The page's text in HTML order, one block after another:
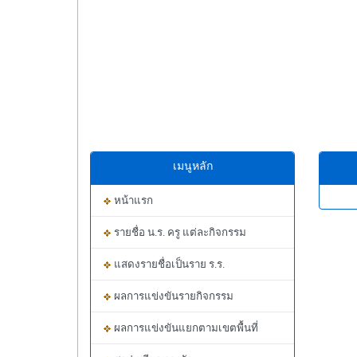
เมนูหลัก
หน้าแรก
รายชื่อ น.ร. ครู แต่ละกิจกรรม
แสดงรายชื่อเป็นราย ร.ร.
ผลการแข่งขันรายกิจกรรม
ผลการแข่งขันแยกตามเขตพื้นที่